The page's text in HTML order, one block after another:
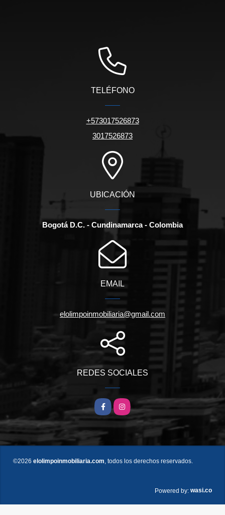
TELÉFONO
+573017526873
3017526873
UBICACIÓN
Bogotá D.C. - Cundinamarca - Colombia
EMAIL
elolimpoinmobiliaria@gmail.com
REDES SOCIALES
FacebookInstagram
©2026 elolimpoinmobiliaria.com, todos los derechos reservados.
Powered by: wasi.co